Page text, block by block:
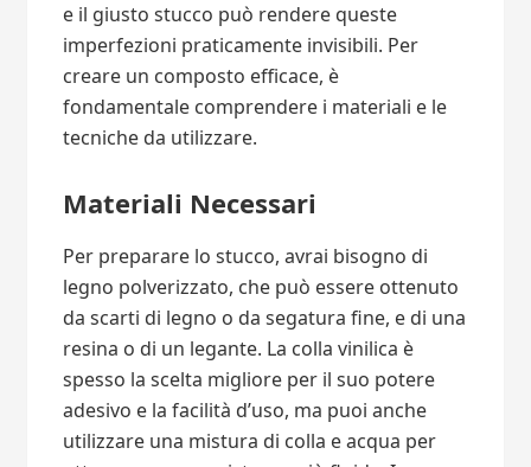
e il giusto stucco può rendere queste
imperfezioni praticamente invisibili. Per
creare un composto efficace, è
fondamentale comprendere i materiali e le
tecniche da utilizzare.
Materiali Necessari
Per preparare lo stucco, avrai bisogno di
legno polverizzato, che può essere ottenuto
da scarti di legno o da segatura fine, e di una
resina o di un legante. La colla vinilica è
spesso la scelta migliore per il suo potere
adesivo e la facilità d’uso, ma puoi anche
utilizzare una mistura di colla e acqua per